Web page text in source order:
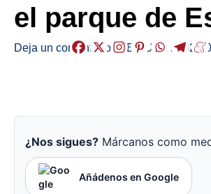
el parque de
Deja un comentario /ABISUAK /2026-
¿Nos sigues? Márcanos como
Añádenos en Google